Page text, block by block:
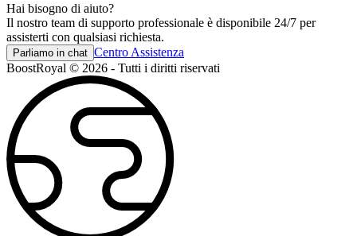
Hai bisogno di aiuto?
Il nostro team di supporto professionale è disponibile 24/7 per
assisterti con qualsiasi richiesta.
Parliamo in chat Centro Assistenza
BoostRoyal © 2026 - Tutti i diritti riservati